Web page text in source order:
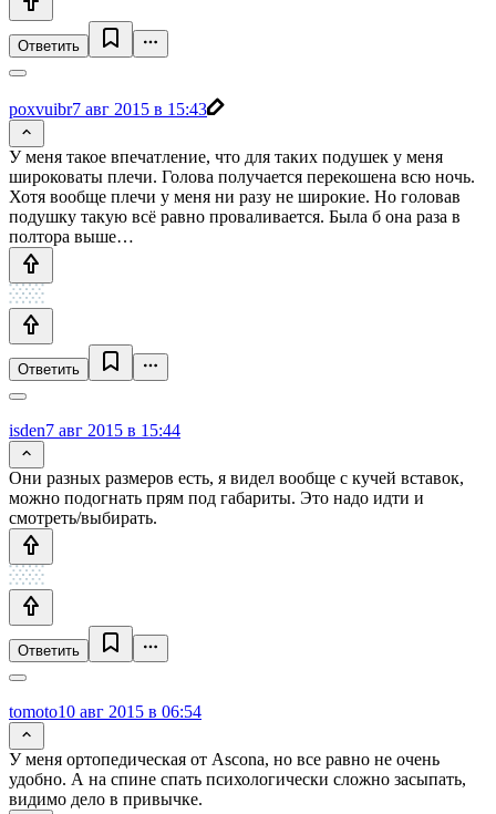
Ответить
poxvuibr7 авг 2015 в 15:43
У меня такое впечатление, что для таких подушек у меня
широковаты плечи. Голова получается перекошена всю ночь.
Хотя вообще плечи у меня ни разу не широкие. Но головав
подушку такую всё равно проваливается. Была б она раза в
полтора выше…
Ответить
isden7 авг 2015 в 15:44
Они разных размеров есть, я видел вообще с кучей вставок,
можно подогнать прям под габариты. Это надо идти и
смотреть/выбирать.
Ответить
tomoto10 авг 2015 в 06:54
У меня ортопедическая от Ascona, но все равно не очень
удобно. А на спине спать психологически сложно засыпать,
видимо дело в привычке.